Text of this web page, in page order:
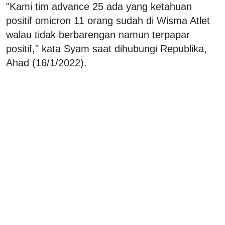
"Kami tim advance 25 ada yang ketahuan
positif omicron 11 orang sudah di Wisma Atlet
walau tidak berbarengan namun terpapar
positif," kata Syam saat dihubungi Republika,
Ahad (16/1/2022).